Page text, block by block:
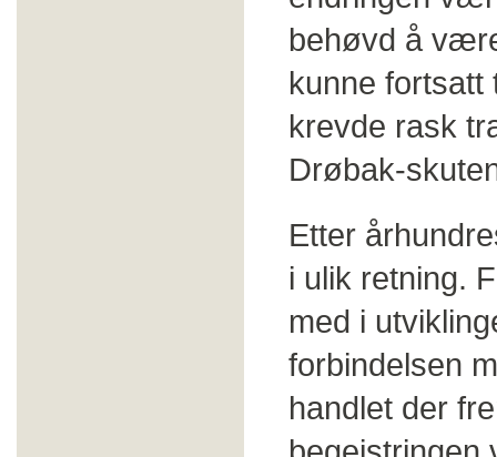
behøvd å
kunne fortsatt
krevde rask
Drøbak-
Etter
i ulik retning.
med i
forbindelsen
handlet der